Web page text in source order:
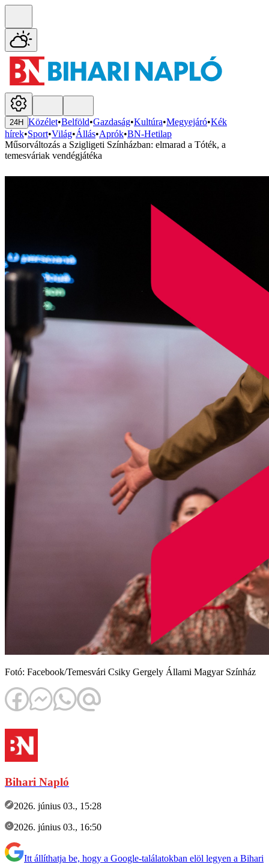
24H Közélet•Belföld•Gazdaság•Kultúra•Megyejáró•Kék
hírek•Sport•Világ•Állás•Aprók•BN-Hetilap
Műsorváltozás a Szigligeti Színházban: elmarad a Tóték, a
temesváriak vendégjátéka
Fotó: Facebook/Temesvári Csiky Gergely Állami Magyar Színház
Bihari Napló
2026. június 03., 15:28
2026. június 03., 16:50
Itt állíthatja be, hogy a Google-találatokban elöl legyen a Bihari